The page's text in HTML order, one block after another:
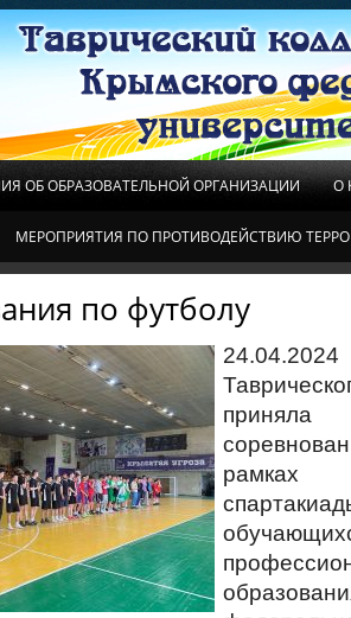
ОБ ОБРАЗОВАТЕЛЬНОЙ ОРГАНИЗАЦИИ О
МЕРОПРИЯТИЯ ПО ПРОТИВОДЕЙСТВИЮ
по футболу
рамках